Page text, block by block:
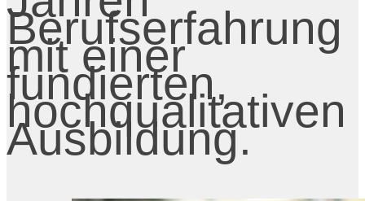
Berufserfahrung
mit einer
fundierten,
hochqualitativen
Ausbildung.